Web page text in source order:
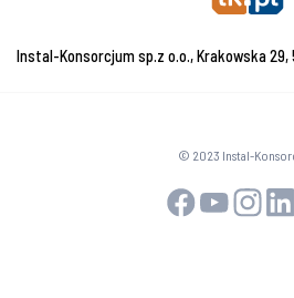
Instal-Konsorcjum sp.z o.o., Krakowska 29,
© 2023 Instal-